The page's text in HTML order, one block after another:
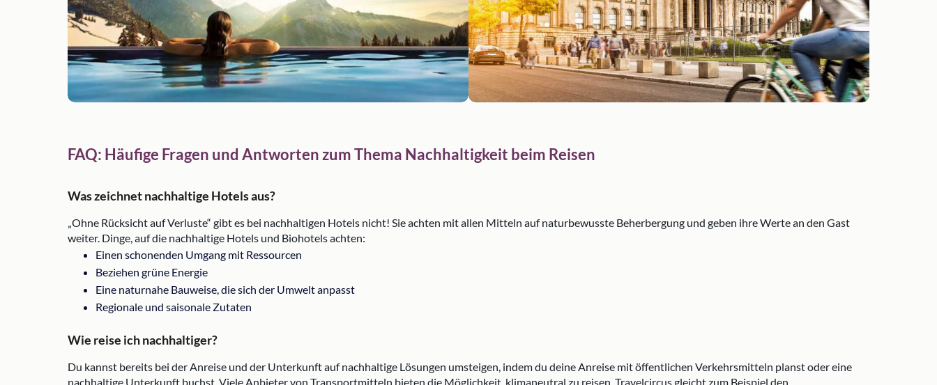
FAQ: Häufige Fragen und Antworten zum Thema Nachhaltigkeit beim Reisen
Was zeichnet nachhaltige Hotels aus?
„Ohne Rücksicht auf Verluste“ gibt es bei nachhaltigen Hotels nicht! Sie achten mit allen Mitteln auf naturbewusste Beherbergung und geben ihre Werte an den Gast
weiter. Dinge, auf die nachhaltige Hotels und Biohotels achten:
Einen schonenden Umgang mit Ressourcen
Beziehen grüne Energie
Eine naturnahe Bauweise, die sich der Umwelt anpasst
Regionale und saisonale Zutaten
Wie reise ich nachhaltiger?
Du kannst bereits bei der Anreise und der Unterkunft auf nachhaltige Lösungen umsteigen, indem du deine Anreise mit öffentlichen Verkehrsmitteln planst oder eine
nachhaltige Unterkunft buchst. Viele Anbieter von Transportmitteln bieten die Möglichkeit, klimaneutral zu reisen. Travelcircus gleicht zum Beispiel den